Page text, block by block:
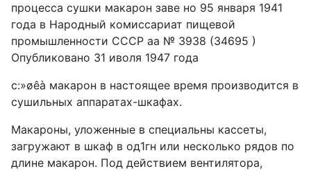
процесса сушки макарон заве но 95 января 1941
года в Народный комиссариат пищевой
промышленности СССР аа № 3938 (34695 )
Опубликовано 31 иволя 1947 года
c:»øêà макарон в настоящее время производится в
сушильных аппаратах-шкафах.
Макароны, уложенные в специальны кассеты,
загружают в шкаф в од1гн или несколько рядов по
длине макарон. Под действием вентилятора,